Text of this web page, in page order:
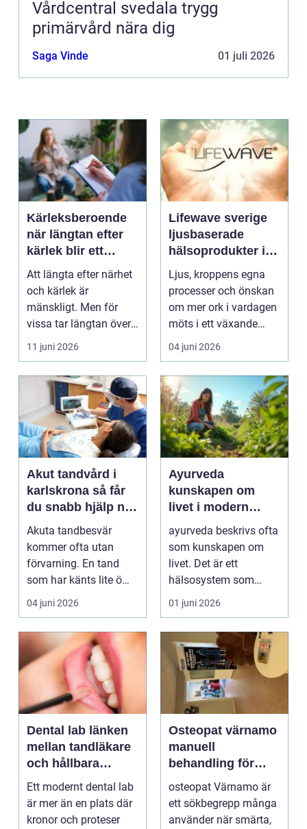
Vårdcentral svedala trygg
primärvård nära dig
Saga Vinde 01 juli 2026
Kärleksberoende
när längtan efter
kärlek blir ett
beroende
Att längta efter närhet
och kärlek är
mänskligt. Men för
vissa tar längtan över
helt. Relationer, fö...
11 juni 2026
Lifewave sverige
ljusbaserade
hälsoprodukter i
fokus
Ljus, kroppens egna
processer och önskan
om mer ork i vardagen
möts i ett växande
intresse för fotot...
04 juni 2026
Akut tandvård i
karlskrona så får
du snabb hjälp när
tanden krisar
Akuta tandbesvär
kommer ofta utan
förvarning. En tand
som har känts lite öm
kan plötsligt göra så
on...
04 juni 2026
Ayurveda
kunskapen om
livet i modern
vardag
ayurveda beskrivs ofta
som kunskapen om
livet. Det är ett
hälsosystem som
betonar balans, helhet
och...
01 juni 2026
Dental lab länken
mellan tandläkare
och hållbara
leenden
Ett modernt dental lab
är mer än en plats där
kronor och proteser
Osteopat värnamo
manuell
behandling för
minskad smärta
och Ökad rörlighet
osteopat Värnamo är
ett sökbegrepp många
använder när smärta,